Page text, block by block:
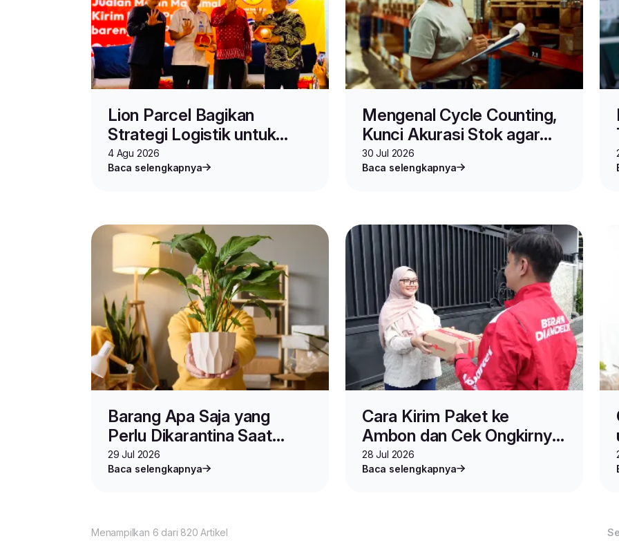
Lion Parcel Bagikan
Strategi Logistik untuk
Seller di Toco Academy
Vol.2
4 Agu 2026
Baca selengkapnya
Mengenal Cycle Counting,
Kunci Akurasi Stok agar
Bisnis Berjalan Strategis
30 Jul 2026
Baca selengkapnya
Barang Apa Saja yang
Perlu Dikarantina Saat
Pengiriman?
29 Jul 2026
Baca selengkapnya
Cara Kirim Paket ke
Ambon dan Cek Ongkirnya
Pakai Lion Parcel
28 Jul 2026
Baca selengkapnya
Menampilkan 6 dari 820 Artikel